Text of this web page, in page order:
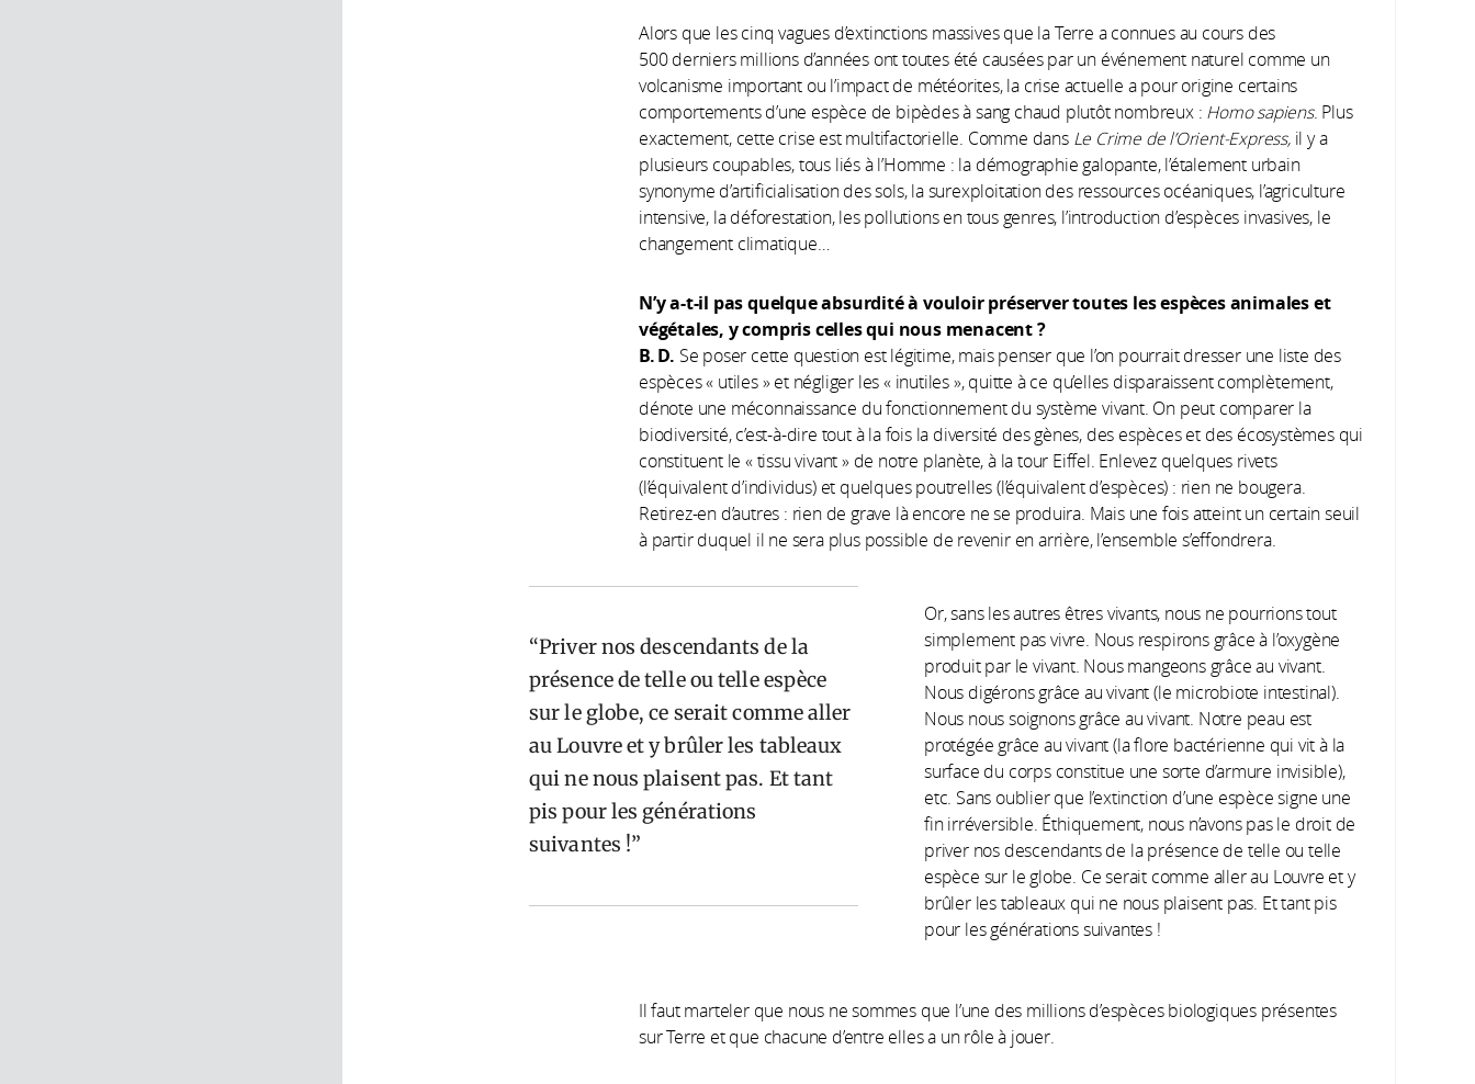
Alors que les cinq vagues d’extinctions massives que la Terre a connues au cours des
500 derniers millions d’années ont toutes été causées par un événement naturel comme un
volcanisme important ou l’impact de météorites, la crise actuelle a pour origine certains
comportements d’une espèce de bipèdes à sang chaud plutôt nombreux : Homo sapiens. Plus
exactement, cette crise est multifactorielle. Comme dans Le Crime de l’Orient-Express,il y a
plusieurs coupables, tous liés à l’Homme : la démographie galopante, l’étalement urbain
synonyme d’artificialisation des sols, la surexploitation des ressources océaniques, l’agriculture
intensive, la déforestation, les pollutions en tous genres, l’introduction d’espèces invasives, le
changement climatique…
N’y a-t-il pas quelque absurdité à vouloir préserver toutes les espèces animales et
végétales, y compris celles qui nous menacent ?
B. D. Se poser cette question est légitime, mais penser que l’on pourrait dresser une liste des
espèces « utiles » et négliger les « inutiles », quitte à ce qu’elles disparaissent complètement,
dénote une méconnaissance du fonctionnement du système vivant. On peut comparer la
biodiversité, c’est-à-dire tout à la fois la diversité des gènes, des espèces et des écosystèmes qui
constituent le « tissu vivant » de notre planète, à la tour Eiffel. Enlevez quelques rivets
(l’équivalent d’individus) et quelques poutrelles (l’équivalent d’espèces) : rien ne bougera.
Retirez-en d’autres : rien de grave là encore ne se produira. Mais une fois atteint un certain seuil
à partir duquel il ne sera plus possible de revenir en arrière, l’ensemble s’effondrera.
Priver nos descendants de la
présence de telle ou telle espèce
sur le globe, ce serait comme aller
au Louvre et y brûler les tableaux
qui ne nous plaisent pas. Et tant
pis pour les générations
suivantes !
Or, sans les autres êtres vivants, nous ne pourrions tout
simplement pas vivre. Nous respirons grâce à l’oxygène
produit par le vivant. Nous mangeons grâce au vivant.
Nous digérons grâce au vivant (le microbiote intestinal).
Nous nous soignons grâce au vivant. Notre peau est
protégée grâce au vivant (la flore bactérienne qui vit à la
surface du corps constitue une sorte d’armure invisible),
etc. Sans oublier que l’extinction d’une espèce signe une
fin irréversible. Éthiquement, nous n’avons pas le droit de
priver nos descendants de la présence de telle ou telle
espèce sur le globe. Ce serait comme aller au Louvre et y
brûler les tableaux qui ne nous plaisent pas. Et tant pis
pour les générations suivantes !
Il faut marteler que nous ne sommes que l’une des millions d’espèces biologiques présentes
sur Terre et que chacune d’entre elles a un rôle à jouer.